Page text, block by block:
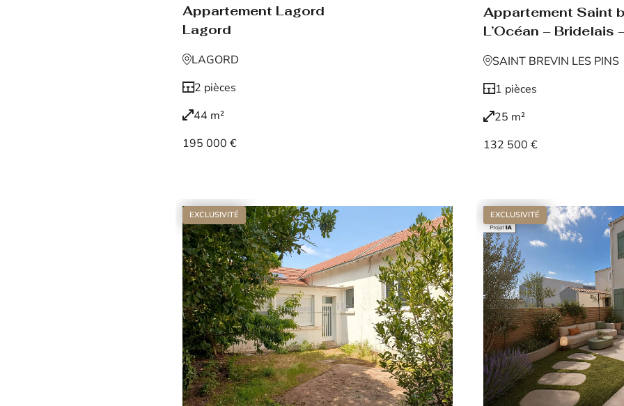
Appartement Lagord
Lagord
LAGORD
2 pièces
44 m²
195 000 €
Appartement Saint
L’Océan – Bridelais
SAINT BREVIN LES PINS
1 pièces
25 m²
132 500 €
EXCLUSIVITÉ EXCLUSIVITÉ